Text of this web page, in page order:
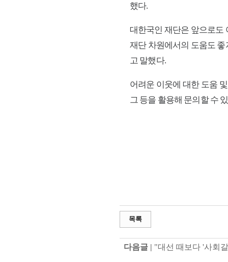
했다.
대한국인 재단은 앞으로도
재단 차원에서의 도움도
고 말했다.
어려운 이웃에 대한 도움
그 등을 활용해 문의할 수
목록
다음글 | "대선 때보다 '사회